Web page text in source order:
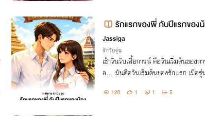
รักแรกของพี่ กับปีแรกของ
Jassiga
รักวัยรุ่น
เช้าวันรับเสื้อกาวน์ คือวันเริ่มต้นของก
อ… มันคือวันเริ่มต้นของรักแรก เมื่อรุ่
ยานี้ไ128 1 1 5